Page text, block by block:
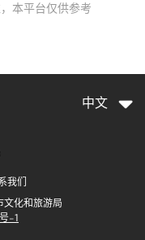
本平台仅供参考
我们
化和旅游局
-1
中文